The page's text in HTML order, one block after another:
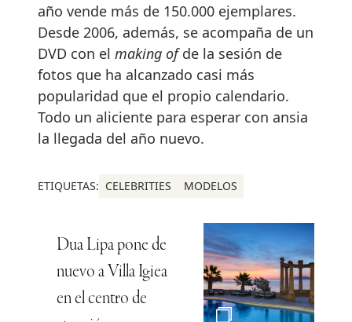
año vende más de 150.000 ejemplares.
Desde 2006, además, se acompaña de un
DVD con el making ofde la sesión de
fotos que ha alcanzado casi más
popularidad que el propio calendario.
Todo un aliciente para esperar con ansia
la llegada del año nuevo.
ETIQUETAS: CELEBRITIES MODELOS
Dua Lipa pone de
nuevo a Villa Igiea
en el centro de